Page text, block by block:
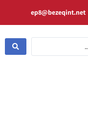
ep8@bezeqint.net